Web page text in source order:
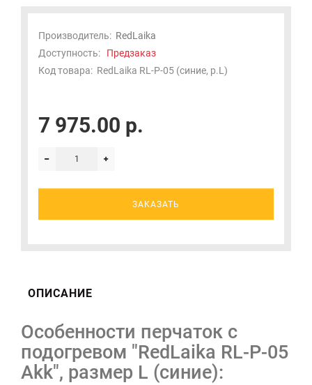
Производитель: RedLaika
Доступность: Предзаказ
Код товара: RedLaika RL-P-05 (синие, р.L)
7 975.00 р.
ЗАКАЗАТЬ
ОПИСАНИЕ
Особенности перчаток с
подогревом "RedLaika RL-P-05
Akk", размер L (синие):